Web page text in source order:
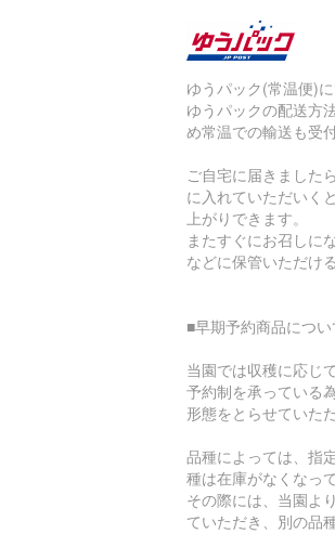
ゆうパック(常温便)に
ゆうパックの配送方
め常温での輸送も受
ご自宅に届きました
に入れていただいく
上がりできます。
またすぐにお召しに
などに保管いただけ
■早期予約商品につ
当園では収穫に応じ
予約制を承っている
形態をとらせていた
品種によっては、指
種は在庫がなくなっ
その際には、当園よ
ていただき、別の品